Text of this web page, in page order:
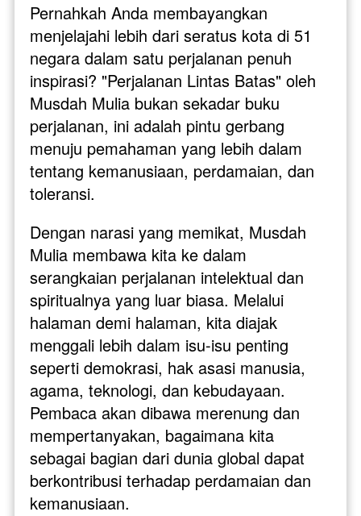
Pernahkah Anda membayangkan
menjelajahi lebih dari seratus kota di 51
negara dalam satu perjalanan penuh
inspirasi? "Perjalanan Lintas Batas" oleh
Musdah Mulia bukan sekadar buku
perjalanan, ini adalah pintu gerbang
menuju pemahaman yang lebih dalam
tentang kemanusiaan, perdamaian, dan
toleransi.
Dengan narasi yang memikat, Musdah
Mulia membawa kita ke dalam
serangkaian perjalanan intelektual dan
spiritualnya yang luar biasa. Melalui
halaman demi halaman, kita diajak
menggali lebih dalam isu-isu penting
seperti demokrasi, hak asasi manusia,
agama, teknologi, dan kebudayaan.
Pembaca akan dibawa merenung dan
mempertanyakan, bagaimana kita
sebagai bagian dari dunia global dapat
berkontribusi terhadap perdamaian dan
kemanusiaan.